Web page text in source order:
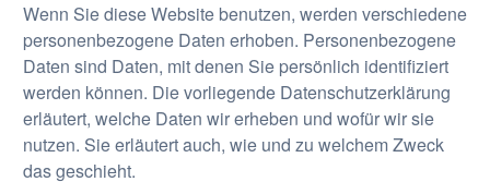
Wenn Sie diese Website benutzen, werden verschiedene
personenbezogene Daten erhoben. Personenbezogene
Daten sind Daten, mit denen Sie persönlich identifiziert
werden können. Die vorliegende Datenschutzerklärung
erläutert, welche Daten wir erheben und wofür wir sie
nutzen. Sie erläutert auch, wie und zu welchem Zweck
das geschieht.